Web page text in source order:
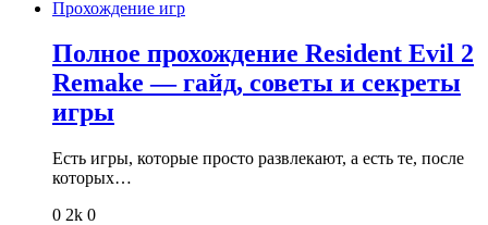
Прохождение игр
Полное прохождение Resident Evil 2
Remake — гайд, советы и секреты
игры
Есть игры, которые просто развлекают, а есть те, после
которых…
0 2k 0